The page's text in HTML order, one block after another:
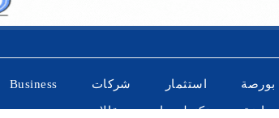
بورصة استثمار شركات Business
رياضة تكنولوجيا مقالات